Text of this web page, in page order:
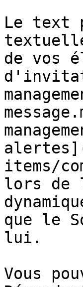
Le text
de vos
items/
lors de
que le
lui.
Vous